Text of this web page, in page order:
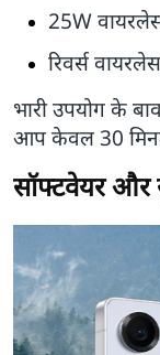
25W
रिवर्स
भारी उपयोग के
आप केवल 30
सॉफ्टवेयर और